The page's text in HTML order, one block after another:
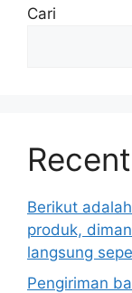
Cari
Berikut
produk,
langsung
Pengiriman